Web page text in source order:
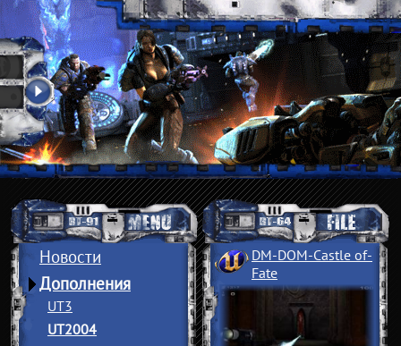
Новости
Дополнения
UT3
UT2004
DM-DOM-Castle of­
Fate